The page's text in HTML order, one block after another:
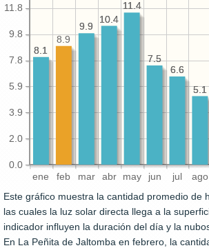
ene feb mar abr may jun jul ago
0.0
2.0
3.9
5.9
7.8
9.8
11.8
5.1
6.6
7.5
11.4
10.4
9.9
8.1
5.1
6.6
7.5
11.4
10.4
9.9
8.9
8.1
Este gráfico muestra la cantidad promedio de
las cuales la luz solar directa llega a la
indicador influyen la duración del día y la
En La Peñita de Jaltomba en febrero, la